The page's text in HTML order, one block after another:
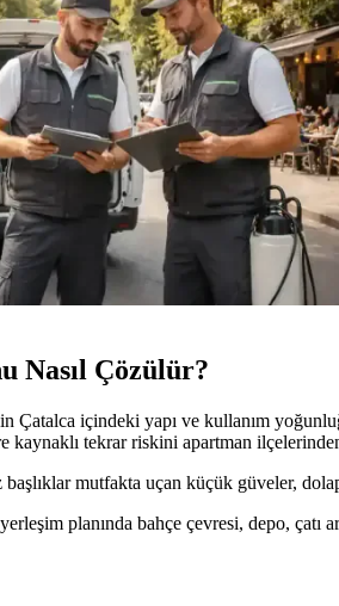
Nasıl Çözülür?
Çatalca içindeki yapı ve kullanım
kaynaklı tekrar riskini apartman
başlıklar mutfakta uçan küçük güveler,
planında bahçe çevresi, depo, çatı